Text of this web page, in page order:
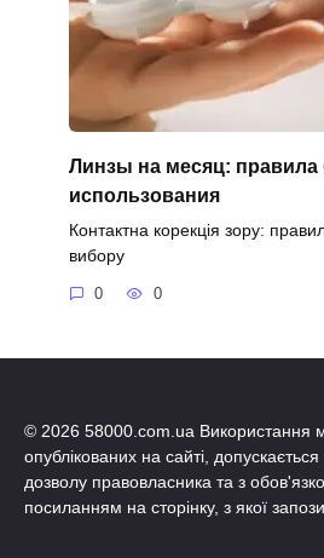
Линзы на месяц: правила
использования
Контактна корекція зору:
вибору
0 0
© 2026 58000.com.ua Використання
опублікованих на сайті,
дозволу правовласника та з
посиланням на сторінку, з якої